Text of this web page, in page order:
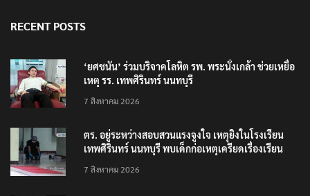
RECENT POSTS
‘ยศชนัน’ ร่วมบริจาคโลหิต รพ. พระนั่งเกล้า ช่วยเหยื่อ
เหตุ รร. เทพศิรินทร์ นนทบุรี
7 สิงหาคม 2026
ตร. อยู่ระหว่างสอบสวนแรงจูงใจ เหตุยิงในโรงเรียน
เทพศิรินทร์ นนทบุรี พบเด็กก่อเหตุเครียดเรื่องเรียน
7 สิงหาคม 2026